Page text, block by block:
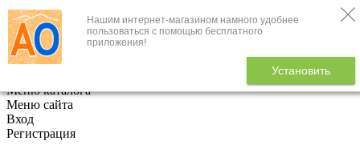
Нашим интернет-магазином намного удобнее
пользоваться с помощью бесплатного
приложения!
Установить
+7 (495) 646-888-1
В корзине
Меню каталога
Меню сайта
Вход
Регистрация